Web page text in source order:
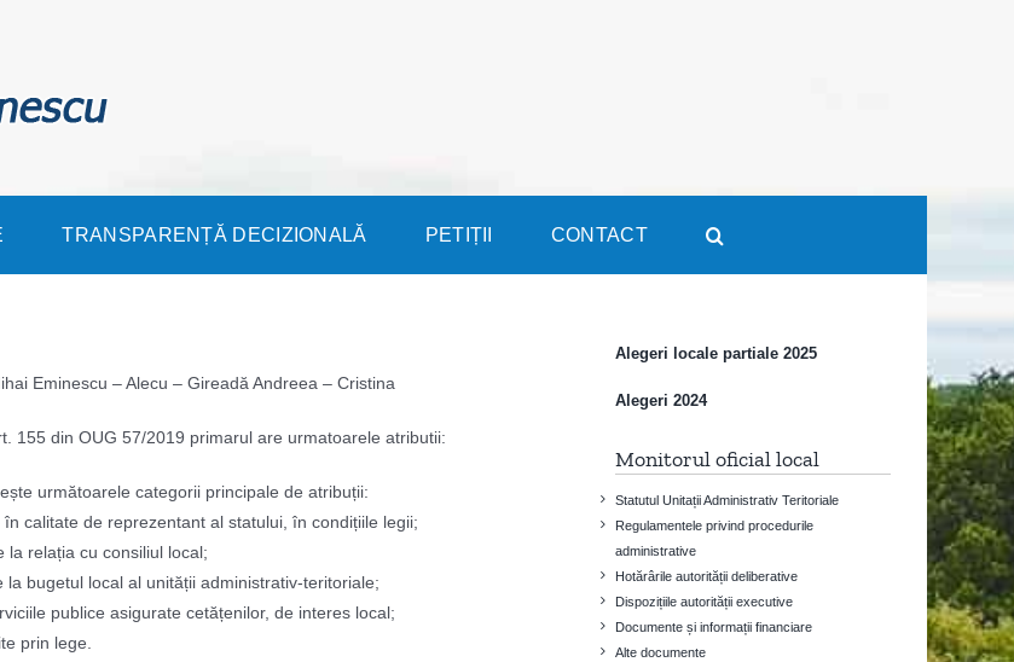
TRANSPARENȚĂ DECIZIONALĂ PETIȚII CONTACT
Eminescu – Alecu – Gireadă Andreea – Cristina
155 din OUG 57/2019 primarul are urmatoarele atributii:
următoarele categorii principale de atribuții:
calitate de reprezentant al statului, în condițiile legii;
la relația cu consiliul local;
la bugetul local al unității administrativ-teritoriale;
publice asigurate cetățenilor, de interes local;
prin lege.
Alegeri locale partiale 2025
Alegeri 2024
Monitorul oficial local
Statutul Unitații Administrativ Teritoriale
Regulamentele privind procedurile
administrative
Hotărârile autorității deliberative
Dispozițiile autorității executive
Documente și informații financiare
Alte documente